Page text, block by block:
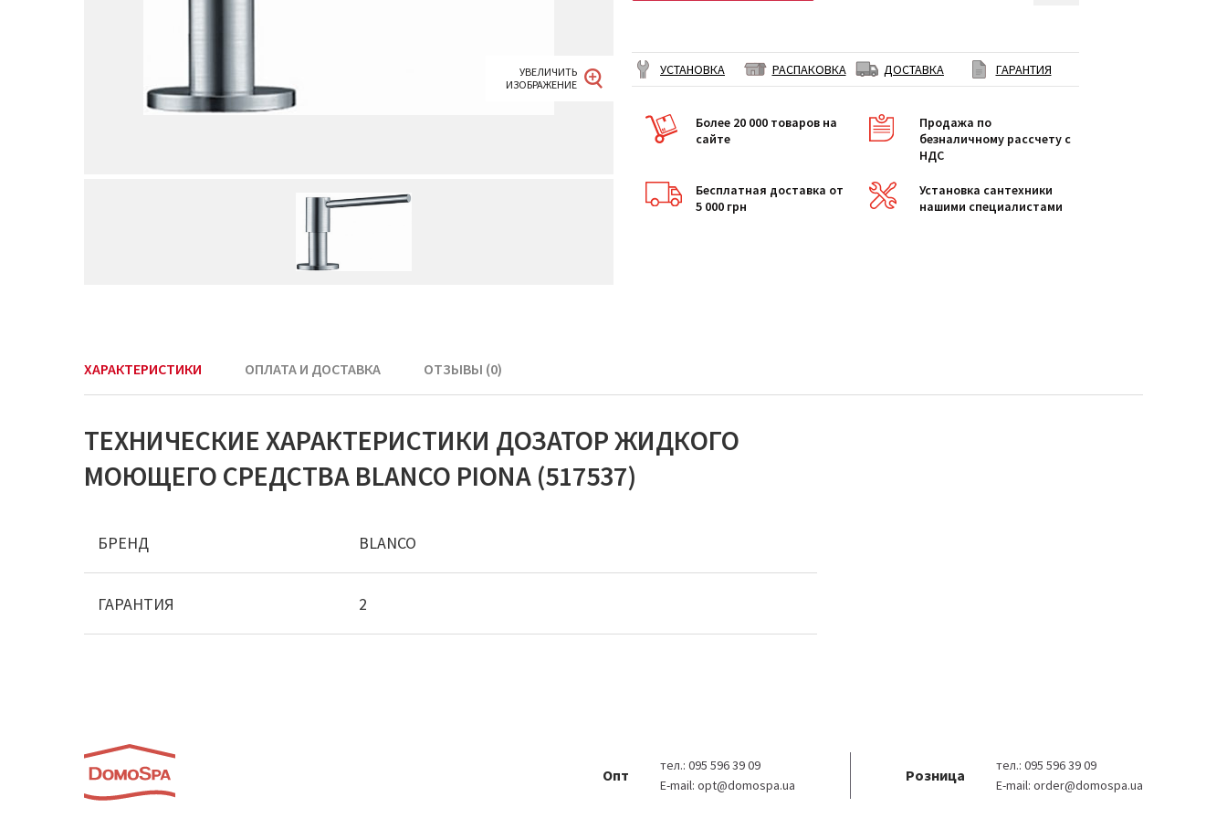
УСТАНОВКА РАСПАКОВКА ДОСТАВКА ГАРАНТИЯ
Более 20 000 товаров на
сайте
Продажа по
безналичному рассчету с
НДС
Бесплатная доставка от
5 000 грн
Установка сантехники
нашими специалистами
ХАРАКТЕРИСТИКИ ОПЛАТА И ДОСТАВКА ОТЗЫВЫ (0)
ТЕХНИЧЕСКИЕ ХАРАКТЕРИСТИКИ ДОЗАТОР ЖИДКОГО
МОЮЩЕГО СРЕДСТВА BLANCO PIONA (517537)
БРЕНД BLANCO
ГАРАНТИЯ 2
Опт
тел.: 095 596 39 09
E-mail: opt@domospa.ua
Розница
тел.: 095 596 39 09
E-mail: order@domospa.ua